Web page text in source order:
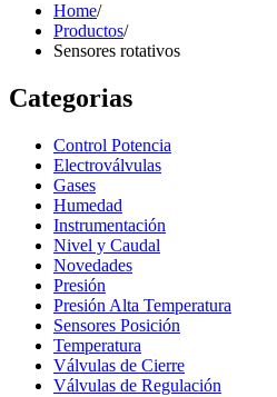
Home/
Productos/
Sensores rotativos
Categorias
Control Potencia
Electroválvulas
Gases
Humedad
Instrumentación
Nivel y Caudal
Novedades
Presión
Presión Alta Temperatura
Sensores Posición
Temperatura
Válvulas de Cierre
Válvulas de Regulación